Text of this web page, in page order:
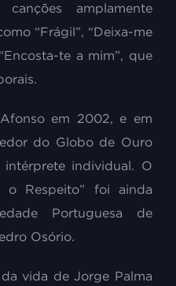
amplamente
“Frágil”, “Deixa-me
te a mim”, que
em 2002, e em
do Globo de Ouro
individual. O
o Respeito” foi ainda
Portuguesa de
Osório.
vida de Jorge Palma